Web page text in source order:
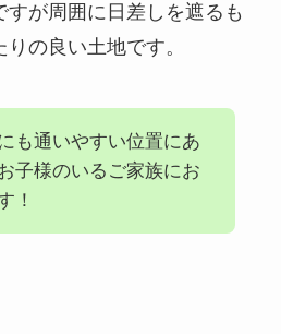
が周囲に日差しを遮るも
の良い土地です。
も通いやすい位置にあ
子様のいるご家族にお
！